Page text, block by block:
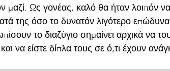
μαζί. Ως γονέας, καλό θα ήταν λοιπόν
της όσο το δυνατόν λιγότερο
το διαζύγιο σημαίνει αρχικά να
να είστε δίπλα τους σε ό,τι έχουν